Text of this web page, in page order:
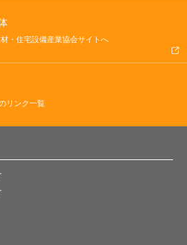
・住宅設備産業協会サイトへ
リンク一覧